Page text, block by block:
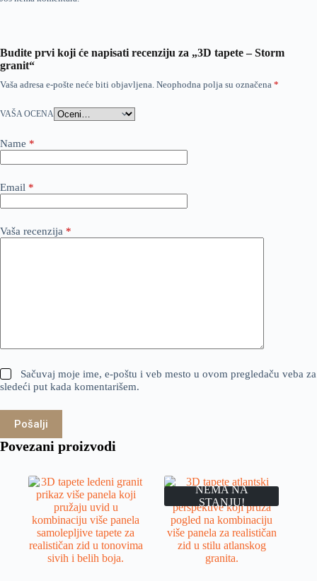
Budite prvi koji će napisati recenziju za „3D tapete – Storm
granit“
Vaša adresa e-pošte neće biti objavljena. Neophodna polja su označena *
VAŠA OCENA
Name *
Email *
Vaša recenzija *
Sačuvaj moje ime, e-poštu i veb mesto u ovom pregledaču veba za
sledeći put kada komentarišem.
Pošalji
Povezani proizvodi
NEMA NA
STANJU!